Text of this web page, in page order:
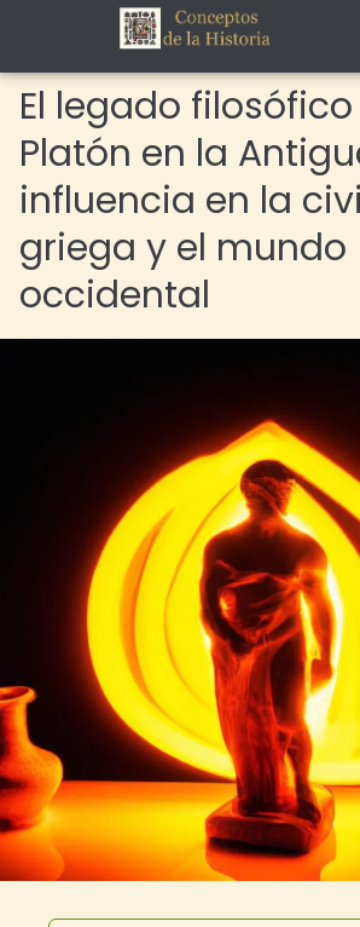
El legado
Platón en la
influencia en la
griega y el mundo
occidental